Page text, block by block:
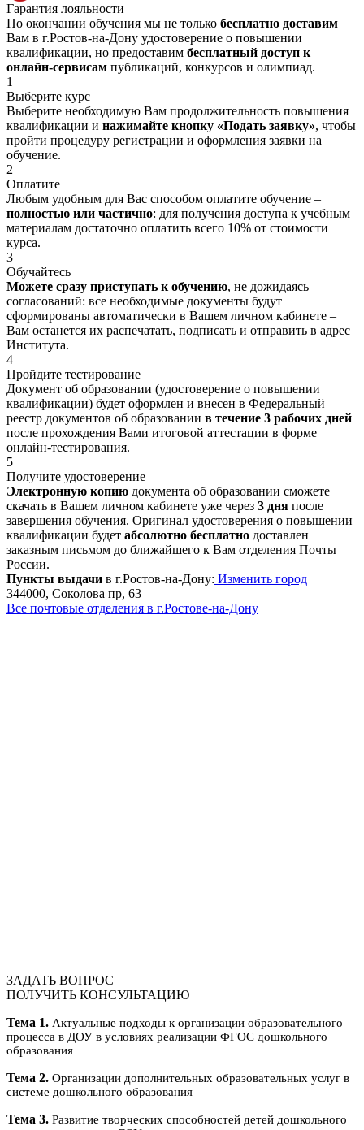
Гарантия лояльности
По окончании обучения мы не только бесплатно доставим
Вам в г.Ростов-на-Дону удостоверение о повышении
квалификации, но предоставим бесплатный доступ к
онлайн-сервисам публикаций, конкурсов и олимпиад.
1
Выберите курс
Выберите необходимую Вам продолжительность повышения
квалификации и нажимайте кнопку «Подать заявку», чтобы
пройти процедуру регистрации и оформления заявки на
обучение.
2
Оплатите
Любым удобным для Вас способом оплатите обучение –
полностью или частично: для получения доступа к учебным
материалам достаточно оплатить всего 10% от стоимости
курса.
3
Обучайтесь
Можете сразу приступать к обучению, не дожидаясь
согласований: все необходимые документы будут
сформированы автоматически в Вашем личном кабинете –
Вам останется их распечатать, подписать и отправить в адрес
Института.
4
Пройдите тестирование
Документ об образовании (удостоверение о повышении
квалификации) будет оформлен и внесен в Федеральный
реестр документов об образовании в течение 3 рабочих дней
после прохождения Вами итоговой аттестации в форме
онлайн-тестирования.
5
Получите удостоверение
Электронную копию документа об образовании сможете
скачать в Вашем личном кабинете уже через 3 дня после
завершения обучения. Оригинал удостоверения о повышении
квалификации будет абсолютно бесплатно доставлен
заказным письмом до ближайшего к Вам отделения Почты
России.
Пункты выдачи в г.Ростов-на-Дону: Изменить город
344000, Соколова пр, 63
Все почтовые отделения в г.Ростове-на-Дону
ЗАДАТЬ ВОПРОС
ПОЛУЧИТЬ КОНСУЛЬТАЦИЮ
Тема 1. Актуальные подходы к организации образовательного
процесса в ДОУ в условиях реализации ФГОС дошкольного
образования
Тема 2. Организации дополнительных образовательных услуг в
системе дошкольного образования
Тема 3. Развитие творческих способностей детей дошкольного